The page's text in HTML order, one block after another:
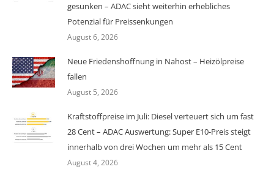
gesunken – ADAC sieht weiterhin erhebliches
Potenzial für Preissenkungen
August 6, 2026
Neue Friedenshoffnung in Nahost – Heizölpreise
fallen
August 5, 2026
Kraftstoffpreise im Juli: Diesel verteuert sich um fast
28 Cent – ADAC Auswertung: Super E10-Preis steigt
innerhalb von drei Wochen um mehr als 15 Cent
August 4, 2026